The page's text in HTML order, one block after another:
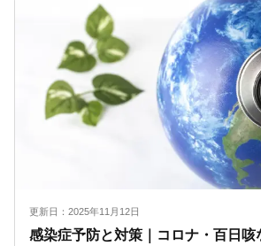
更新日：2025年11月12日
感染症予防と対策｜コロナ・百日咳